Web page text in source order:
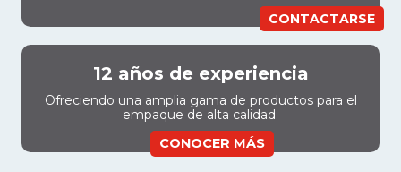
CONTACTARSE
12 años de experiencia
Ofreciendo una amplia gama de productos para el
empaque de alta calidad.
CONOCER MÁS